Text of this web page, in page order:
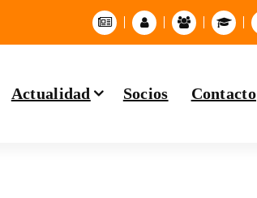
Actualidad Socios Contacto